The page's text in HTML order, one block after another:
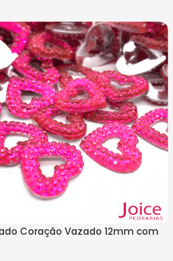
Coração Vazado 12mm com